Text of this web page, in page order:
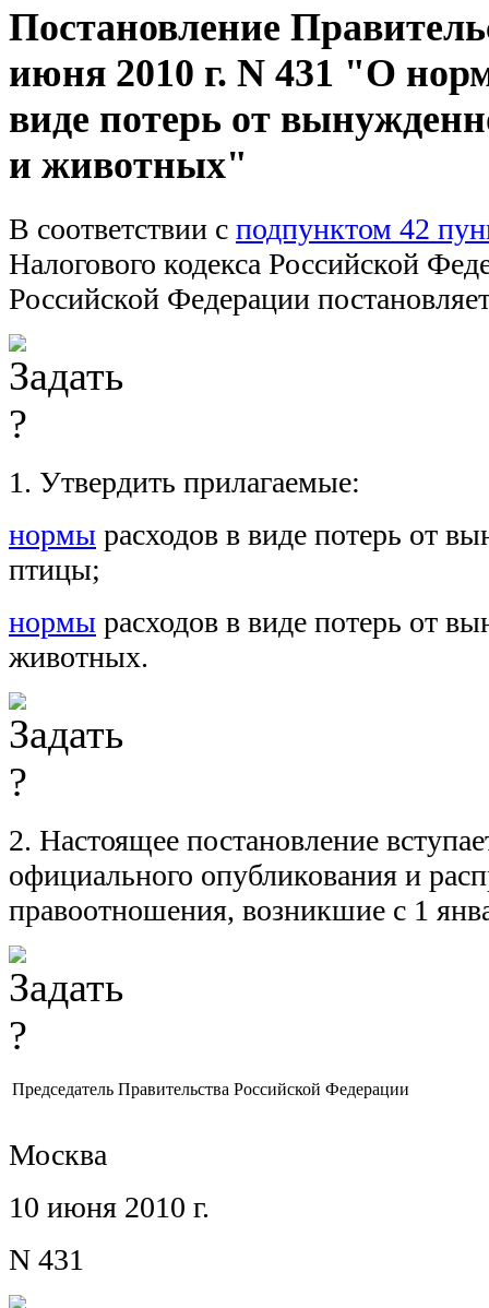
Постановление
июня 2010 г. N 431 "О
виде потерь от
и животных"
В соответствии с подпунктом 42
Налогового кодекса Российской
Российской Федерации
1. Утвердить прилагаемые:
нормы расходов в виде потерь от
птицы;
нормы расходов в виде потерь от
животных.
2. Настоящее постановление
официального опубликования и
правоотношения, возникшие с 1
Председатель Правительства Российской Федерации
Москва
10 июня 2010 г.
N 431